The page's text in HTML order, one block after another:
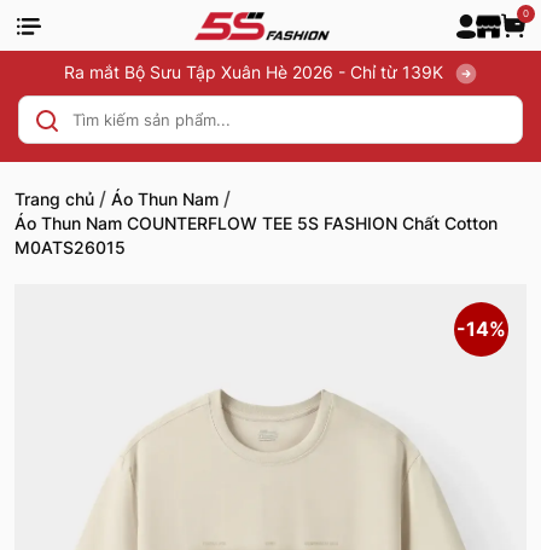
0
Ra mắt Bộ Sưu Tập Xuân Hè 2026 - Chỉ từ 139K
Trang chủ / Áo Thun Nam /
Áo Thun Nam COUNTERFLOW TEE 5S FASHION Chất Cotton
M0ATS26015
-14%